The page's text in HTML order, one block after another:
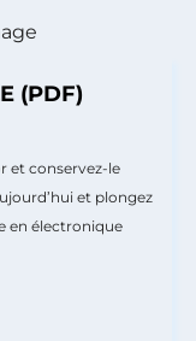
(PDF)
et conservez-le
et plongez
en électronique